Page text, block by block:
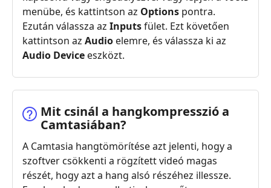
menübe, és kattintson az Options pontra.
Ezután válassza az Inputsfület. Ezt követően
kattintson az Audio elemre, és válassza ki az
Audio Device eszközt.
Mit csinál a hangkompresszió a
Camtasiában?
A Camtasia hangtömörítése azt jelenti, hogy a
szoftver csökkenti a rögzített videó magas
részét, hogy azt a hang alsó részéhez illessze.